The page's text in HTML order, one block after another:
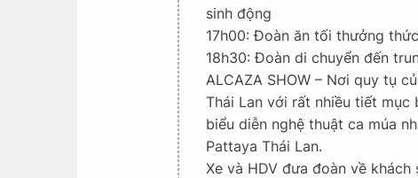
sinh động
17h00: Đoàn ăn tối thưởng
18h30: Đoàn di chuyển đến
ALCAZA SHOW – Nơi quy tụ
Thái Lan với rất nhiều tiết
biểu diễn nghệ thuật ca múa
Pattaya Thái Lan.
Xe và HDV đưa đoàn về khách